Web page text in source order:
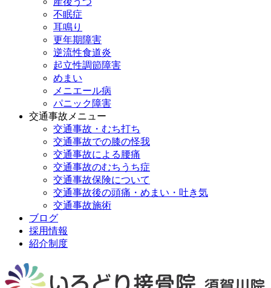
不眠症
耳鳴り
更年期障害
逆流性食道炎
起立性調節障害
めまい
メニエール病
パニック障害
交通事故メニュー
交通事故・むち打ち
交通事故での膝の怪我
交通事故による腰痛
交通事故のむちうち症
交通事故保険について
交通事故後の頭痛・めまい・吐き気
交通事故施術
ブログ
採用情報
紹介制度